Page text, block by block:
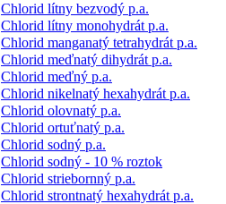
Chlorid lítny bezvodý p.a.
Chlorid lítny monohydrát p.a.
Chlorid manganatý tetrahydrát p.a.
Chlorid meďnatý dihydrát p.a.
Chlorid meďný p.a.
Chlorid nikelnatý hexahydrát p.a.
Chlorid olovnatý p.a.
Chlorid ortuťnatý p.a.
Chlorid sodný p.a.
Chlorid sodný - 10 % roztok
Chlorid striebornný p.a.
Chlorid strontnatý hexahydrát p.a.